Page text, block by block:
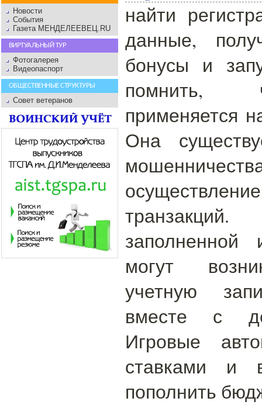
Новости
События
Газета МЕНДЕЛЕЕВЕЦ.RU
ВИРТУАЛЬНЫЙ ТУР
Фотогалерея
Видеопаспорт
ОБЩЕСТВЕННЫЕ СТРУКТУРЫ
Совет ветеранов
найти
данные,
бонусы и
помнить,
применяется
Она
могут
учетную
вместе с
Игровые
ставками и
пополнить